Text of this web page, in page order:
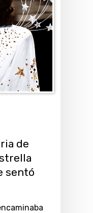
de
sentó